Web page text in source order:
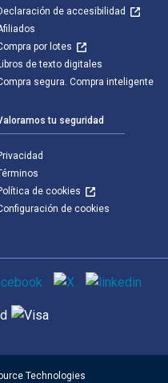
de accesibilidad
por lotes
de texto digitales
segura. Compra inteligente
tu seguridad
de cookies
de cookies
Technologies